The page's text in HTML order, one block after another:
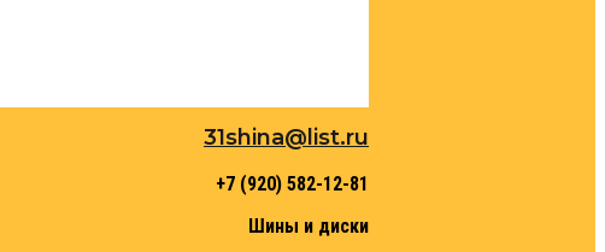
31shina@list.ru
+7 (920) 582-12-81
Шины и диски